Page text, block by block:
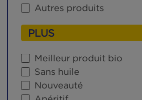
Thon
Foie de morue
Saumon
Autres produits
PLUS